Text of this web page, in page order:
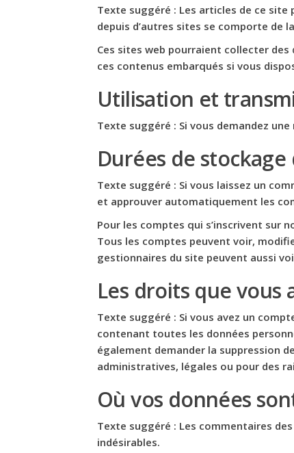
Texte suggéré : Les articles de ce site
depuis d’autres sites se comporte de
Ces sites web pourraient collecter
ces contenus embarqués si vous
Utilisation et
Texte suggéré : Si vous demandez
Durées de
Texte suggéré : Si vous laissez un
et approuver automatiquement les
Pour les comptes qui s’inscrivent sur
Tous les comptes peuvent voir,
gestionnaires du site peuvent aussi
Les droits que vous
Texte suggéré : Si vous avez un
contenant toutes les données
également demander la suppression
administratives, légales ou pour des
Où vos données
Texte suggéré : Les commentaires
indésirables.